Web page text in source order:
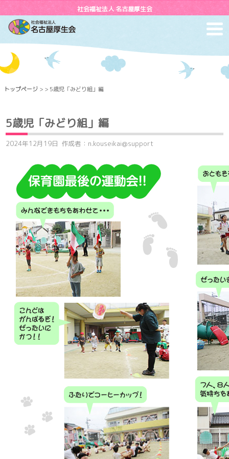
社会福祉法人 名古屋厚生会
トップページ > > 5歳児「みどり組」編
5歳児「みどり組」編
2024年12月19日 作成者：n.kouseikai@support